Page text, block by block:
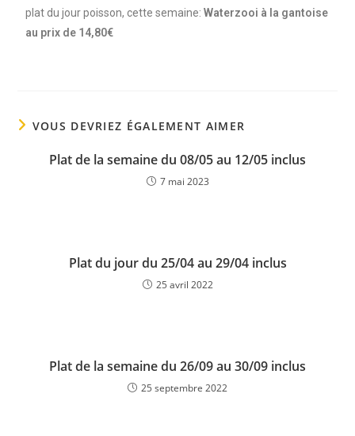
plat du jour poisson, cette semaine:Waterzooi à la gantoise
au prix de 14,80€
VOUS DEVRIEZ ÉGALEMENT AIMER
Plat de la semaine du 08/05 au 12/05 inclus
7 mai 2023
Plat du jour du 25/04 au 29/04 inclus
25 avril 2022
Plat de la semaine du 26/09 au 30/09 inclus
25 septembre 2022